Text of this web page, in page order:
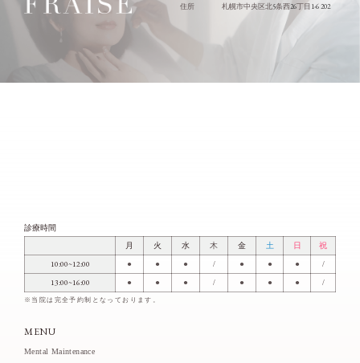
住所 札幌市中央区北5条西26丁目 1-6 202
診療時間
月
火 水 木 金 土 日 祝
10:00~12:00 ● ● ● / ● ● ● /
13:00~16:00 ● ● ● / ● ● ● /
※当院は完全予約制となっております。
MENU
Mental Maintenance